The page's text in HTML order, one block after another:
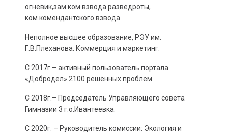
огневик,зам.ком.взвода разведроты,
ком.комендантского взвода.
Неполное высшее образование, РЭУ им.
Г.В.Плеханова. Коммерция и маркетинг.
С 2017г.– активный пользователь портала
«Добродел» 2100 решённых проблем.
С 2018г.– Председатель Управляющего совета
Гимназии 3 г.о.Ивантеевка.
С 2020г. – Руководитель комиссии: Экология и